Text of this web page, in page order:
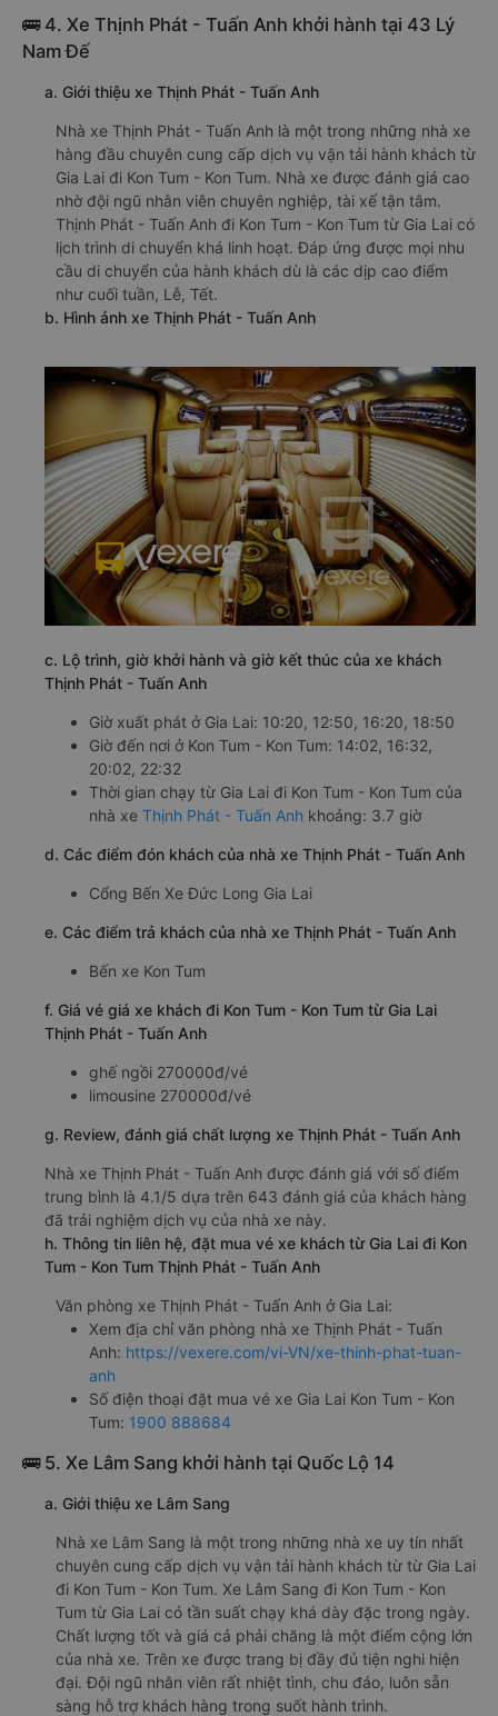
🚌 4. Xe Thịnh Phát - Tuấn Anh khởi hành tại 43 Lý
Nam Đế
a. Giới thiệu xe Thịnh Phát - Tuấn Anh
Nhà xe Thịnh Phát - Tuấn Anh là một trong những nhà xe
hàng đầu chuyên cung cấp dịch vụ vận tải hành khách từ
Gia Lai đi Kon Tum - Kon Tum. Nhà xe được đánh giá cao
nhờ đội ngũ nhân viên chuyên nghiệp, tài xế tận tâm.
Thịnh Phát - Tuấn Anh đi Kon Tum - Kon Tum từ Gia Lai có
lịch trình di chuyển khá linh hoạt. Đáp ứng được mọi nhu
cầu di chuyển của hành khách dù là các dịp cao điểm
như cuối tuần, Lễ, Tết.
b. Hình ảnh xe Thịnh Phát - Tuấn Anh
c. Lộ trình, giờ khởi hành và giờ kết thúc của xe khách
Thịnh Phát - Tuấn Anh
Giờ xuất phát ở Gia Lai: 10:20, 12:50, 16:20, 18:50
Giờ đến nơi ở Kon Tum - Kon Tum: 14:02, 16:32,
20:02, 22:32
Thời gian chạy từ Gia Lai đi Kon Tum - Kon Tum của
nhà xe Thịnh Phát - Tuấn Anh khoảng: 3.7 giờ
d. Các điểm đón khách của nhà xe Thịnh Phát - Tuấn Anh
Cổng Bến Xe Đức Long Gia Lai
e. Các điểm trả khách của nhà xe Thịnh Phát - Tuấn Anh
Bến xe Kon Tum
f. Giá vé giá xe khách đi Kon Tum - Kon Tum từ Gia Lai
Thịnh Phát - Tuấn Anh
ghế ngồi 270000đ/vé
limousine 270000đ/vé
g. Review, đánh giá chất lượng xe Thịnh Phát - Tuấn Anh
Nhà xe Thịnh Phát - Tuấn Anh được đánh giá với số điểm
trung bình là 4.1/5 dựa trên 643 đánh giá của khách hàng
đã trải nghiệm dịch vụ của nhà xe này.
h. Thông tin liên hệ, đặt mua vé xe khách từ Gia Lai đi Kon
Tum - Kon Tum Thịnh Phát - Tuấn Anh
Văn phòng xe Thịnh Phát - Tuấn Anh ở Gia Lai:
Xem địa chỉ văn phòng nhà xe Thịnh Phát - Tuấn
Anh: https://vexere.com/vi-VN/xe-thinh-phat-tuan-
anh
Số điện thoại đặt mua vé xe Gia Lai Kon Tum - Kon
Tum: 1900 888684
🚌 5. Xe Lâm Sang khởi hành tại Quốc Lộ 14
a. Giới thiệu xe Lâm Sang
Nhà xe Lâm Sang là một trong những nhà xe uy tín nhất
chuyên cung cấp dịch vụ vận tải hành khách từ từ Gia Lai
đi Kon Tum - Kon Tum. Xe Lâm Sang đi Kon Tum - Kon
Tum từ Gia Lai có tần suất chạy khá dày đặc trong ngày.
Chất lượng tốt và giá cả phải chăng là một điểm cộng lớn
của nhà xe. Trên xe được trang bị đầy đủ tiện nghi hiện
đại. Đội ngũ nhân viên rất nhiệt tình, chu đáo, luôn sẵn
sàng hỗ trợ khách hàng trong suốt hành trình.